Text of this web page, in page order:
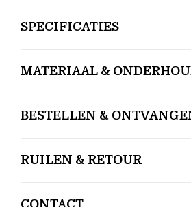
SPECIFICATIES
MATERIAAL &
BESTELLEN &
RUILEN & RETOUR
CONTACT